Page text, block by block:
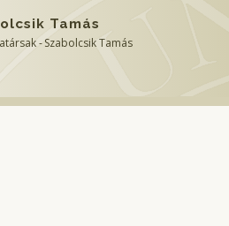
Tamás
-Szabolcsik Tamás